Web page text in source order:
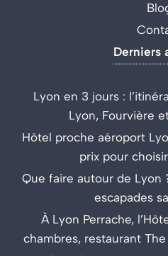
Derniers
Lyon en 3 jours :
Lyon, Fourvière
Hôtel proche aéroport
prix pour
Que faire autour de Lyon
escapades
À Lyon Perrache,
chambres, restaurant